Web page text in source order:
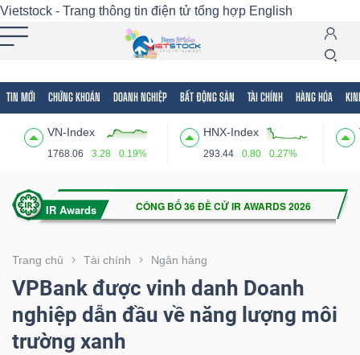
Vietstock - Trang thông tin điện tử tổng hợp English
TIN MỚI CHỨNG KHOÁN DOANH NGHIỆP BẤT ĐỘNG SẢN TÀI CHÍNH HÀNG HÓA
VN-Index
1768.06 3.28 0.19%
HNX-Index
293.44 0.80 0.27%
Trang chủ Tài chính Ngân hàng
VPBank được vinh danh Doanh
nghiệp dẫn đầu về năng lượng môi
trường xanh
Tất cả Tính năng Ngành Mã chứng khoán
Tính
(-)
VIETSTOCK
CHỨNG
KHOÁN